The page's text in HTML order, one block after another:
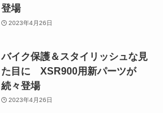
登場
2023年4月26日
バイク保護＆スタイリッシュな見
た目に XSR900用新パーツが
続々登場
2023年4月26日